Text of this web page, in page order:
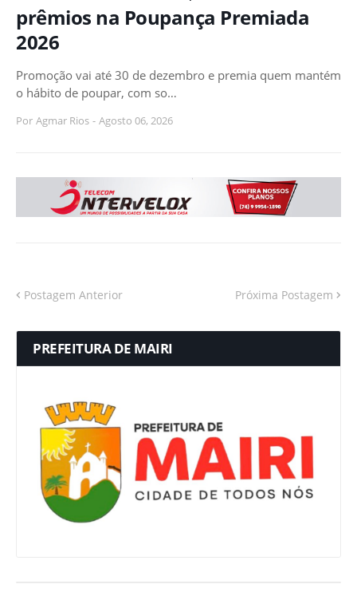
prêmios na Poupança Premiada
2026
Promoção vai até 30 de dezembro e premia quem mantém
o hábito de poupar, com so…
Por Agmar Rios - Agosto 06, 2026
Postagem Anterior Próxima Postagem
PREFEITURA DE MAIRI